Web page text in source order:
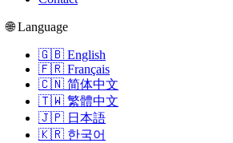
🌐 Language
🇬🇧 English
🇫🇷 Français
🇨🇳 简体中文
🇹🇼 繁體中文
🇯🇵 日本語
🇰🇷 한국어